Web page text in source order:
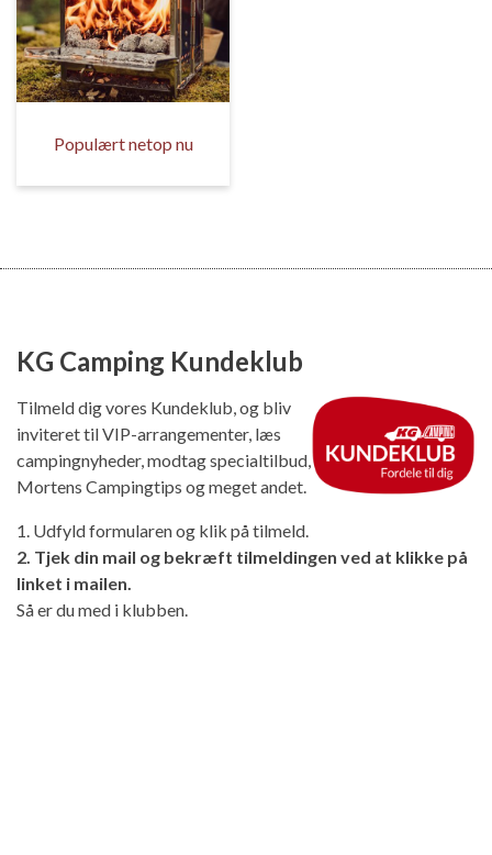
Populært netop nu
KG Camping Kundeklub
Tilmeld dig vores Kundeklub, og bliv
inviteret til VIP-arrangementer, læs
campingnyheder, modtag specialtilbud,
Mortens Campingtips og meget andet.
1. Udfyld formularen og klik på tilmeld.
2. Tjek din mail og bekræft tilmeldingen ved at klikke på
linket i mailen.
Så er du med i klubben.